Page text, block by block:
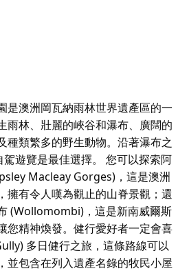
是澳洲岡瓦納雨林世界遺產區的一
雨林、壯麗的峽谷和瀑布、廣闊的
種類繁多的野生動物。沿著瀑布之
遊覽是最佳選擇。 您可以探索阿
Macleay Gorges)，這是澳洲
擁有令人嘆為觀止的山脊景觀；還
(Wollomombi)，這是新南威爾斯
您精神煥發。健行愛好者一定會喜
多日健行之旅，這條路線可以
並包含在列入遺產名錄的牧民小屋